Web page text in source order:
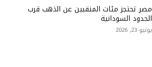
مصر تحتجز مئات المنقبين عن الذهب قرب
الحدود السودانية
يونيو 23, 2026